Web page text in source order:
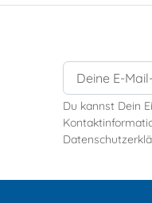
Du kannst Dein